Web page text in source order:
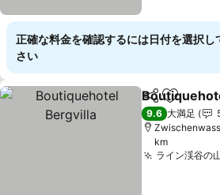
正確な料金を確認するには日付を選択し
さい
シェアお気に
9.6 大満足
km
ライン渓谷の